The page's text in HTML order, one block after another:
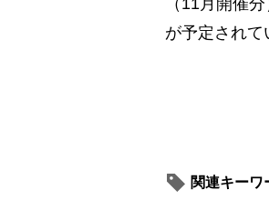
が予定されて
関連キーワ